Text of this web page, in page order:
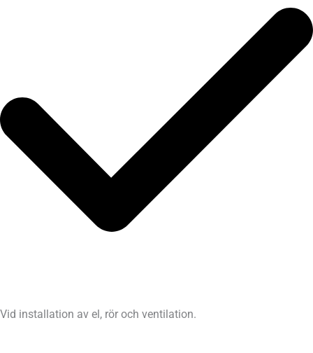
Vid installation av el, rör och ventilation.